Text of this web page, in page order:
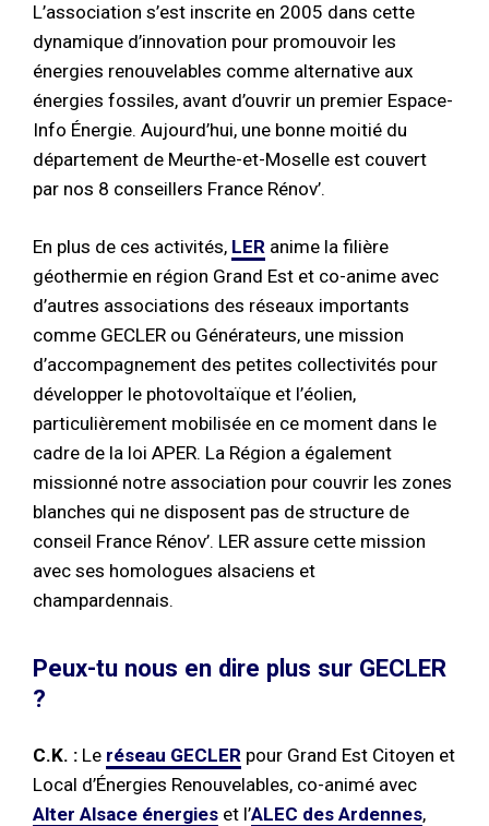
L’association s’est inscrite en 2005 dans cette
dynamique d’innovation pour promouvoir les
énergies renouvelables comme alternative aux
énergies fossiles, avant d’ouvrir un premier Espace-
Info Énergie. Aujourd’hui, une bonne moitié du
département de Meurthe-et-Moselle est couvert
par nos 8 conseillers France Rénov’.
En plus de ces activités, LER anime la filière
géothermie en région Grand Est et co-anime avec
d’autres associations des réseaux importants
comme GECLER ou Générateurs, une mission
d’accompagnement des petites collectivités pour
développer le photovoltaïque et l’éolien,
particulièrement mobilisée en ce moment dans le
cadre de la loi APER. La Région a également
missionné notre association pour couvrir les zones
blanches qui ne disposent pas de structure de
conseil France Rénov’. LER assure cette mission
avec ses homologues alsaciens et
champardennais.
Peux-tu nous en dire plus sur GECLER
?
C.K. : Le réseau GECLER pour Grand Est Citoyen et
Local d’Énergies Renouvelables, co-animé avec
Alter Alsace énergies et l’ALEC des Ardennes,